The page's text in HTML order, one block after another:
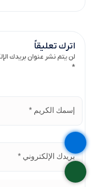
اترك تعليقاً
لن يتم نشر عنوان بريدك
*